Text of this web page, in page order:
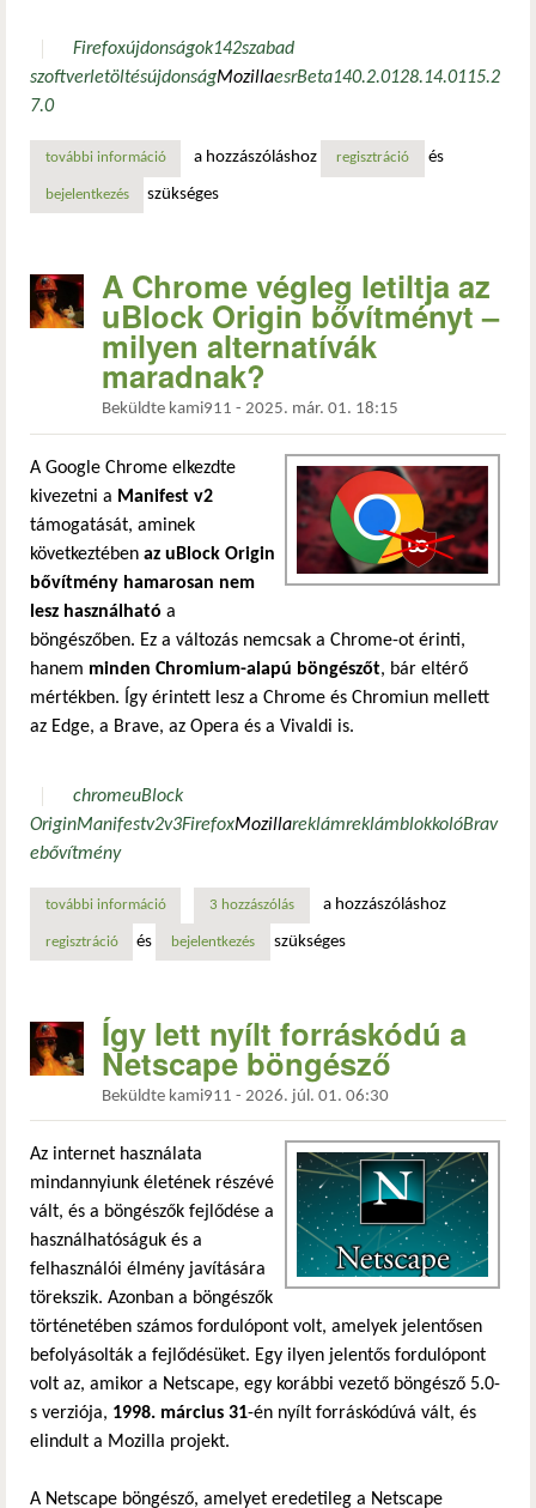
Firefoxújdonságok142szabad
szoftverletöltésújdonságMozillaesrBeta140.2.0128.14.0115.2
7.0
további információa firefox 142 nyilvános béta verzióban – új
a hozzászóláshoz regisztráció és
bejelentkezés szükséges
A Chrome végleg letiltja az
uBlock Origin bővítményt –
milyen alternatívák
maradnak?
Beküldte kami911 - 2025. már. 01. 18:15
A Google Chrome elkezdte
kivezetni a Manifest v2
támogatását, aminek
következtében az uBlock Origin
bővítmény hamarosan nem
lesz használható a
böngészőben. Ez a változás nemcsak a Chrome-ot érinti,
hanem minden Chromium-alapú böngészőt, bár eltérő
mértékben. Így érintett lesz a Chrome és Chromiun mellett
az Edge, a Brave, az Opera és a Vivaldi is.
chromeuBlock
OriginManifestv2v3FirefoxMozillareklámreklámblokkolóBrav
ebővítmény
további információa chrome végleg letiltja az ublock origin bővítményt –
3 hozzászólás a hozzászóláshoz
regisztráció és bejelentkezés szükséges
Így lett nyílt forráskódú a
Netscape böngésző
Beküldte kami911 - 2026. júl. 01. 06:30
Az internet használata
mindannyiunk életének részévé
vált, és a böngészők fejlődése a
használhatóságuk és a
felhasználói élmény javítására
törekszik. Azonban a böngészők
történetében számos fordulópont volt, amelyek jelentősen
befolyásolták a fejlődésüket. Egy ilyen jelentős fordulópont
volt az, amikor a Netscape, egy korábbi vezető böngésző 5.0-
s verziója, 1998. március 31-én nyílt forráskódúvá vált, és
elindult a Mozilla projekt.
A Netscape böngésző, amelyet eredetileg a Netscape